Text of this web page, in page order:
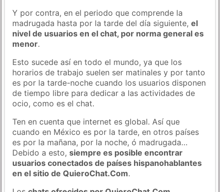
Y por contra, en el periodo que comprende la
madrugada hasta por la tarde del día siguiente,el
nivel de usuarios en el chat, por norma general es
menor.
Esto sucede así en todo el mundo, ya que los
horarios de trabajo suelen ser matinales y por tanto
es por la tarde-noche cuando los usuarios disponen
de tiempo libre para dedicar a las actividades de
ocio, como es el chat.
Ten en cuenta que internet es global. Así que
cuando en México es por la tarde, en otros países
es por la mañana, por la noche, ó madrugada…
Debido a esto,siempre es posible encontrar
usuarios conectados de países hispanohablantes
en el sitio de QuieroChat.Com.